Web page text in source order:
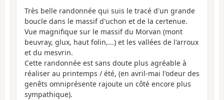
Très belle randonnée qui suis le tracé d'un grande
boucle dans le massif d'uchon et de la certenue.
Vue magnifique sur le massif du Morvan (mont
beuvray, glux, haut folin,...) et les vallées de l'arroux
et du mesvrin.
Cette randonnée est sans doute plus agréable à
réaliser au printemps / été, (en avril-mai l'odeur des
genêts omniprésente rajoute un côté encore plus
sympathique).